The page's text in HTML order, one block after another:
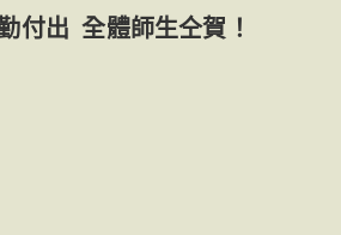
付出 全體師生仝賀！